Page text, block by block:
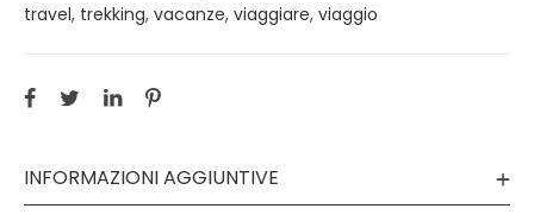
travel, trekking, vacanze, viaggiare, viaggio
INFORMAZIONI AGGIUNTIVE